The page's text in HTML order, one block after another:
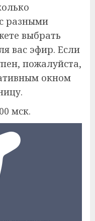
разными
выбрать
вас эфир. Если
пожалуйста,
окном
мск.